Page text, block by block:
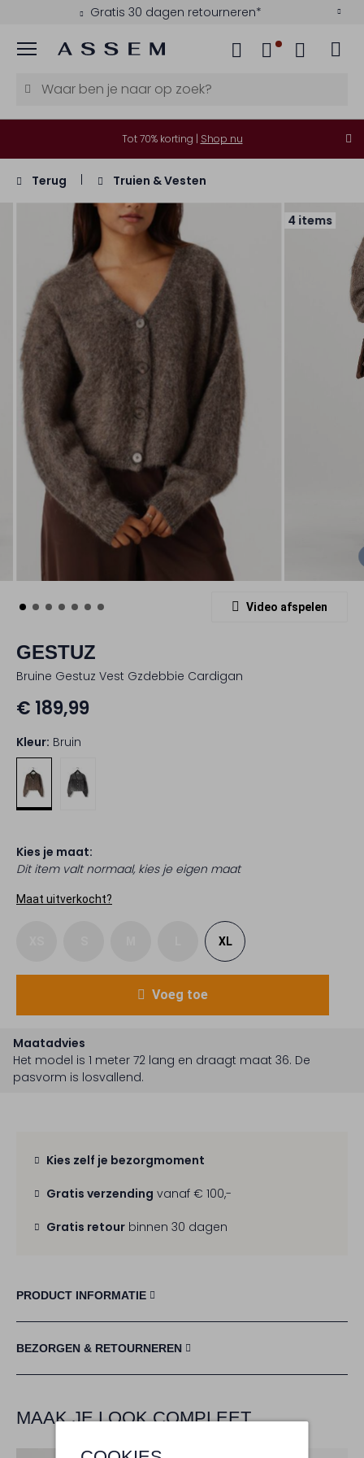
Gratis 30 dagen retourneren*
Menu
Tot 70% korting | Shop nu
Terug Truien & Vesten
4 items
Video afspelen
GESTUZ
Bruine Gestuz Vest Gzdebbie Cardigan
€ 189,99
Kleur: Bruin
Kies je maat:
Dit item valt normaal, kies je eigen maat
Maat uitverkocht?
XL
Voeg toe
Maatadvies
Het model is 1 meter 72 lang en draagt maat 36. De
pasvorm is losvallend.
Kies zelf je bezorgmoment
Gratis verzending vanaf € 100,-
Gratis retour binnen 30 dagen
PRODUCT INFORMATIE
BEZORGEN & RETOURNEREN
MAAK JE LOOK COMPLEET